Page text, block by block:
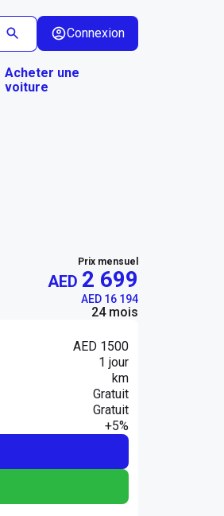
Connexion
Acheter une
voiture
Prix mensuel
AED 2 699
AED 16 194
24 mois
AED 1500
1 jour
km
Gratuit
Gratuit
+5%